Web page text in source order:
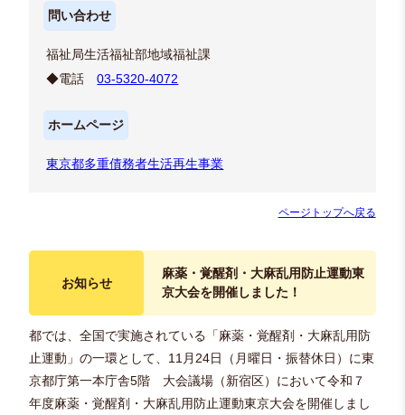
問い合わせ
福祉局生活福祉部地域福祉課
◆電話03-5320-4072
ホームページ
東京都多重債務者生活再生事業
ページトップへ戻る
お知らせ
麻薬・覚醒剤・大麻乱用防止運動東
京大会を開催しました！
都では、全国で実施されている「麻薬・覚醒剤・大麻乱用防
止運動」の一環として、11月24日（月曜日・振替休日）に東
京都庁第一本庁舎5階 大会議場（新宿区）において令和７
年度麻薬・覚醒剤・大麻乱用防止運動東京大会を開催しまし